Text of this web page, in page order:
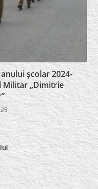
școlar 2024-
Militar „Dimitrie